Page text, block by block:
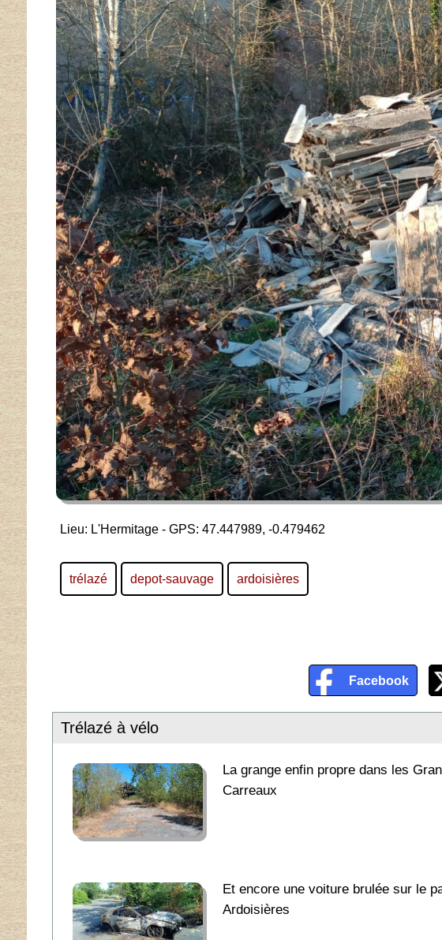
Lieu: L'Hermitage - GPS: 47.447989, -0.479462
trélazé depot-sauvage ardoisières
Facebook
Trélazé à vélo
La grange enfin propre dans les
Carreaux
Et encore une voiture brulée sur le
Ardoisières